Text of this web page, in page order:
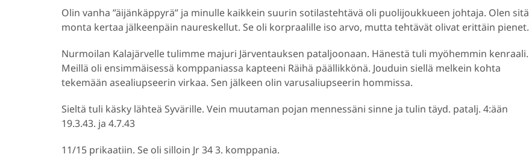
Olin vanha ”äijänkäppyrä” ja minulle kaikkein suurin sotilastehtävä oli puolijoukkueen johtaja. Olen sitä
monta kertaa jälkeenpäin naureskellut. Se oli korpraalille iso arvo, mutta tehtävät olivat erittäin pienet.
Nurmoilan Kalajärvelle tulimme majuri Järventauksen pataljoonaan. Hänestä tuli myöhemmin kenraali.
Meillä oli ensimmäisessä komppaniassa kapteeni Räihä päällikkönä. Jouduin siellä melkein kohta
tekemään asealiupseerin virkaa. Sen jälkeen olin varusaliupseerin hommissa.
Sieltä tuli käsky lähteä Syvärille. Vein muutaman pojan mennessäni sinne ja tulin täyd. patalj. 4:ään
19.3.43. ja 4.7.43
11/15 prikaatiin. Se oli silloin Jr 34 3. komppania.